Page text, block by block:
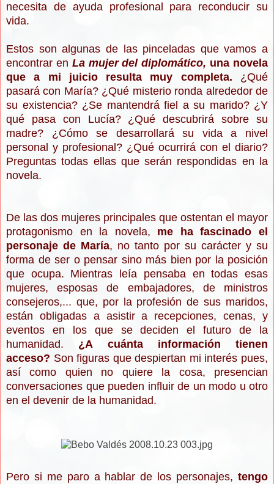
necesita de ayuda profesional para reconducir su
vida.
Estos son algunas de las pinceladas que vamos a
encontrar en La mujer del diplomático, una novela
que a mi juicio resulta muy completa. ¿Qué
pasará con María? ¿Qué misterio ronda alrededor de
su existencia? ¿Se mantendrá fiel a su marido? ¿Y
qué pasa con Lucía? ¿Qué descubrirá sobre su
madre? ¿Cómo se desarrollará su vida a nivel
personal y profesional? ¿Qué ocurrirá con el diario?
Preguntas todas ellas que serán respondidas en la
novela.
De las dos mujeres principales que ostentan el mayor
protagonismo en la novela, me ha fascinado el
personaje de María, no tanto por su carácter y su
forma de ser o pensar sino más bien por la posición
que ocupa. Mientras leía pensaba en todas esas
mujeres, esposas de embajadores, de ministros
consejeros,... que, por la profesión de sus maridos,
están obligadas a asistir a recepciones, cenas, y
eventos en los que se deciden el futuro de la
humanidad. ¿A cuánta información tienen
acceso? Son figuras que despiertan mi interés pues,
así como quien no quiere la cosa, presencian
conversaciones que pueden influir de un modo u otro
en el devenir de la humanidad.
Pero si me paro a hablar de los personajes, tengo